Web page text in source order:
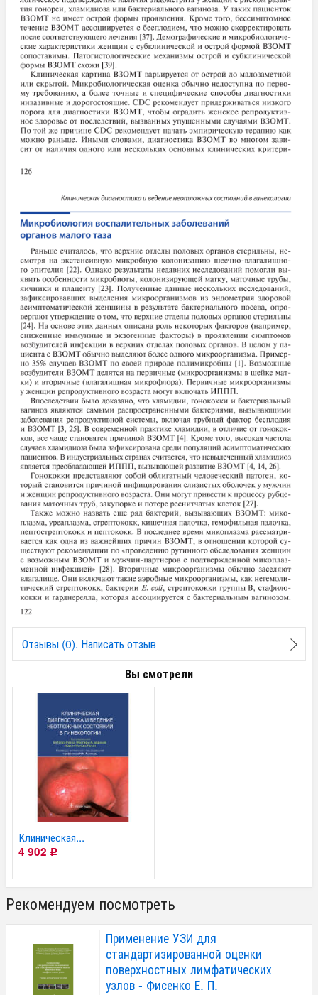
Отзывы (0). Написать отзыв
Вы смотрели
Клиническая...
4 902 Р
Рекомендуем посмотреть
Применение УЗИ для
стандартизированной оценки
поверхностных лимфатических
узлов - Фисенко Е. П.